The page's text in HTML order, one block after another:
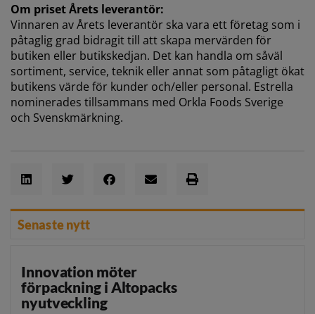
Om priset Årets leverantör:
Vinnaren av Årets leverantör ska vara ett företag som i
påtaglig grad bidragit till att skapa mervärden för
butiken eller butikskedjan. Det kan handla om såväl
sortiment, service, teknik eller annat som påtagligt ökat
butikens värde för kunder och/eller personal. Estrella
nominerades tillsammans med Orkla Foods Sverige
och Svenskmärkning.
Senaste nytt
Innovation möter
förpackning i Altopacks
nyutveckling